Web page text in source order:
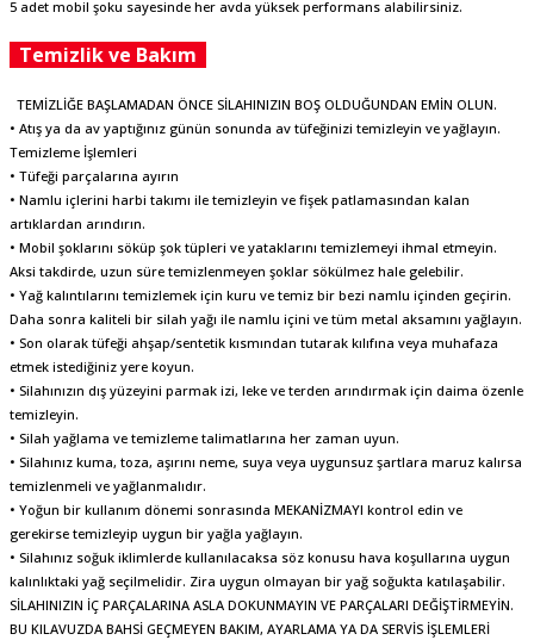
5 adet mobil şoku sayesinde her avda yüksek performans alabilirsiniz.
Temizlik ve Bakım
TEMİZLİĞE BAŞLAMADAN ÖNCE SİLAHINIZIN BOŞ OLDUĞUNDAN EMİN OLUN.
• Atış ya da av yaptığınız günün sonunda av tüfeğinizi temizleyin ve yağlayın.
Temizleme İşlemleri
• Tüfeği parçalarına ayırın
• Namlu içlerini harbi takımı ile temizleyin ve fişek patlamasından kalan
artıklardan arındırın.
• Mobil şoklarını söküp şok tüpleri ve yataklarını temizlemeyi ihmal etmeyin.
Aksi takdirde, uzun süre temizlenmeyen şoklar sökülmez hale gelebilir.
• Yağ kalıntılarını temizlemek için kuru ve temiz bir bezi namlu içinden geçirin.
Daha sonra kaliteli bir silah yağı ile namlu içini ve tüm metal aksamını yağlayın.
• Son olarak tüfeği ahşap/sentetik kısmından tutarak kılıfına veya muhafaza
etmek istediğiniz yere koyun.
• Silahınızın dış yüzeyini parmak izi, leke ve terden arındırmak için daima özenle
temizleyin.
• Silah yağlama ve temizleme talimatlarına her zaman uyun.
• Silahınız kuma, toza, aşırını neme, suya veya uygunsuz şartlara maruz kalırsa
temizlenmeli ve yağlanmalıdır.
• Yoğun bir kullanım dönemi sonrasında MEKANİZMAYI kontrol edin ve
gerekirse temizleyip uygun bir yağla yağlayın.
• Silahınız soğuk iklimlerde kullanılacaksa söz konusu hava koşullarına uygun
kalınlıktaki yağ seçilmelidir. Zira uygun olmayan bir yağ soğukta katılaşabilir.
SİLAHINIZIN İÇ PARÇALARINA ASLA DOKUNMAYIN VE PARÇALARI DEĞİŞTİRMEYİN.
BU KILAVUZDA BAHSİ GEÇMEYEN BAKIM, AYARLAMA YA DA SERVİS İŞLEMLERİ